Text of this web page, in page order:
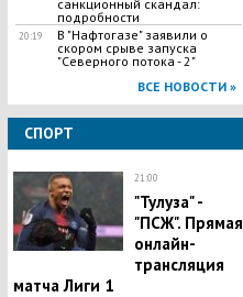
санкционный скандал:
подробности
20:19
В "Нафтогазе" заявили о
скором срыве запуска
"Северного потока - 2"
ВСЕ НОВОСТИ »
СПОРТ
21:00
"Тулуза" -
"ПСЖ". Прямая
онлайн-
трансляция
матча Лиги 1